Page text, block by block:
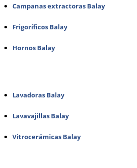
Campanas extractoras Balay
Frigoríficos Balay
Hornos Balay
Lavadoras Balay
Lavavajillas Balay
Vitrocerámicas Balay